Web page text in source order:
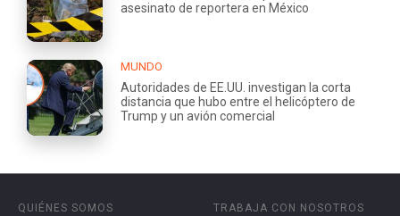
asesinato de reportera en México
MUNDO
Autoridades de EE.UU. investigan la corta
distancia que hubo entre el helicóptero de
Trump y un avión comercial
QUIÉNES SOMOS
TRABAJA CON NOSOTROS